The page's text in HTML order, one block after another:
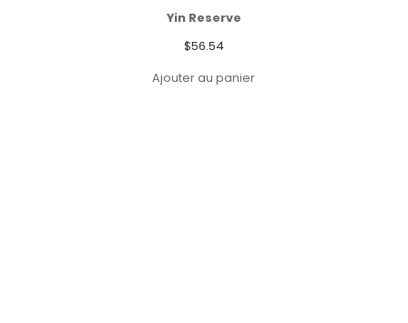
Yin Reserve
$56.54
Ajouter au panier